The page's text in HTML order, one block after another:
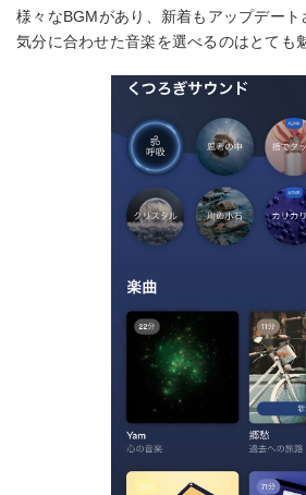
様々なBGMがあり、新着もアップデー
気分に合わせた音楽を選べるのはとても